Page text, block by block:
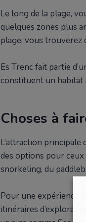
Le long de la plage,
quelques zones plus
plage, vous trouverez
Es Trenc fait partie
constituent un habitat
Choses à
L’attraction
des options pour ceux
snorkeling, du
Pour une expérience
itinéraires